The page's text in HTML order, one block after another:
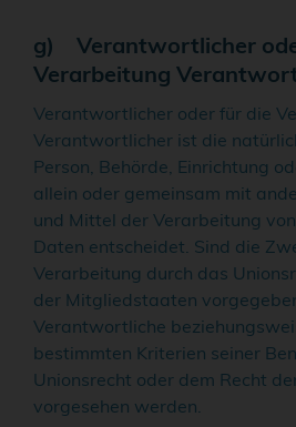
g) Verantwortlicher
Verarbeitung
Verantwortlicher oder für die
Verantwortlicher ist die
Person, Behörde, Einrichtung
allein oder gemeinsam mit
und Mittel der Verarbeitung
Daten entscheidet. Sind die
Verarbeitung durch das
der Mitgliedstaaten
Verantwortliche
bestimmten Kriterien seiner
Unionsrecht oder dem Recht
vorgesehen werden.